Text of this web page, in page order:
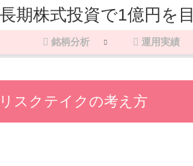
銘柄分析 運用実績
スクテイクの考え方